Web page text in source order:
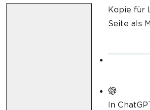
Kopie für
Seite als
In